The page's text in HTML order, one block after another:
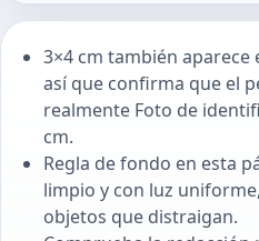
3×4 cm también aparece
así que confirma que el
realmente Foto de
cm.
Regla de fondo en esta
limpio y con luz
objetos que distraigan.